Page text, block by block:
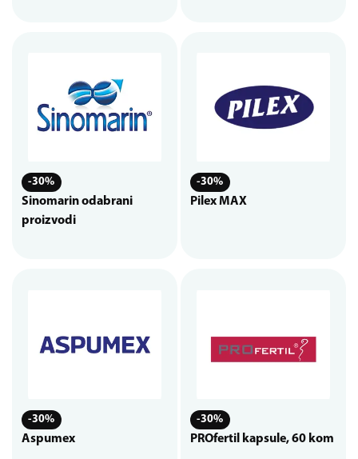
-30%
Sinomarin odabrani
proizvodi
-30%
Pilex MAX
-30%
Aspumex
-30%
PROfertil kapsule, 60 kom